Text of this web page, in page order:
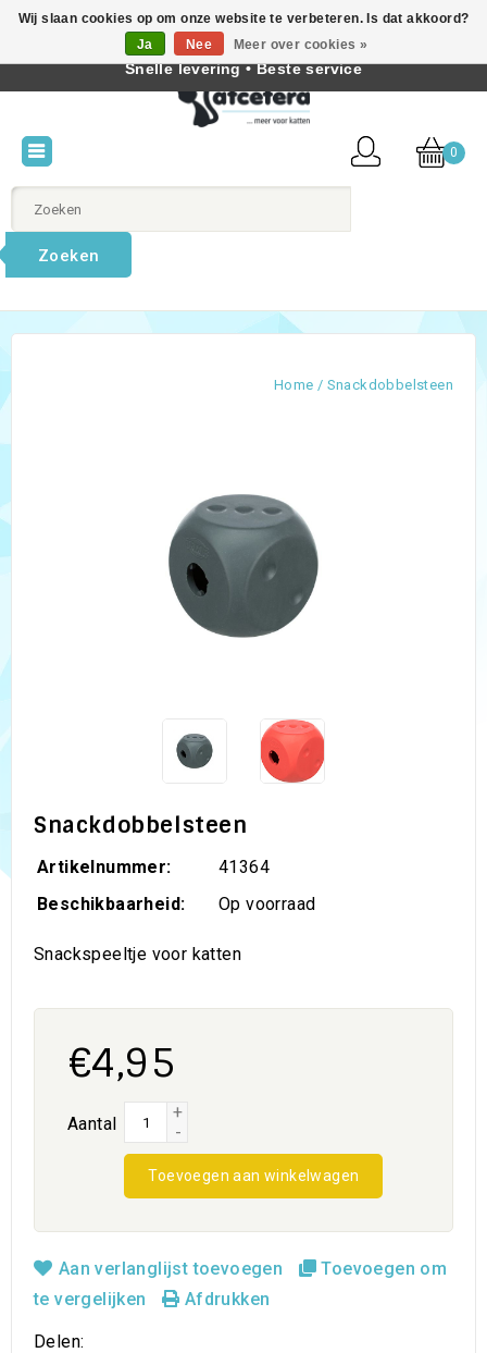
Nederlands
0
Zoeken
Home / Snackdobbelsteen
Snackdobbelsteen
Artikelnummer:
41364
Beschikbaarheid:
Op voorraad
Snackspeeltje voor katten
€4,95
Aantal
+
-
Toevoegen aan winkelwagen
Aan verlanglijst toevoegen
Toevoegen om
te vergelijken
Afdrukken
Delen:
Wij slaan cookies op om onze website te verbeteren. Is dat akkoord?
Ja
Nee Meer over cookies »
Beste producten voor katten • Kennis van kattengedrag •
Snelle levering • Beste service